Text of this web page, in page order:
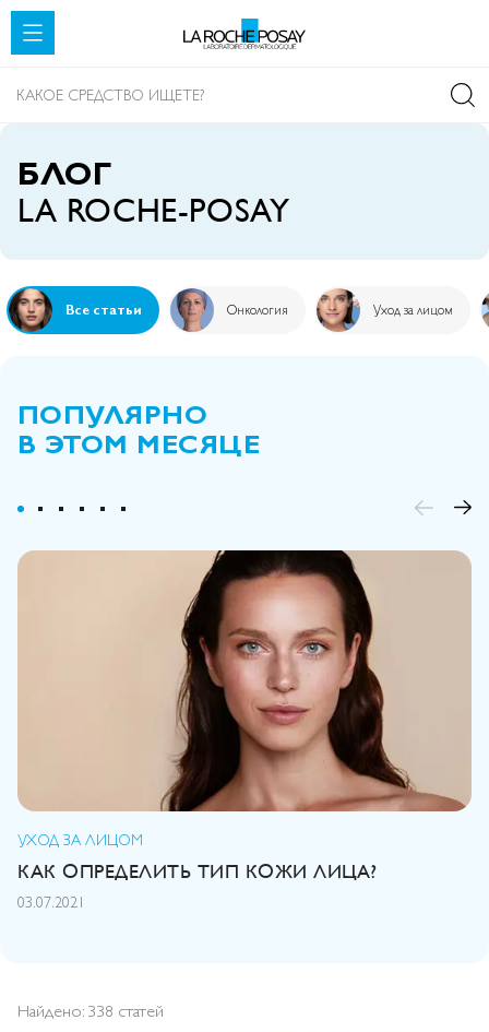
SKIP TO CONTENT
БЛОГ
LA ROCHE-POSAY
Все статьи Онкология Уход за лицом
ПОПУЛЯРНО
В ЭТОМ МЕСЯЦЕ
УХОД ЗА ЛИЦОМ
КАК ОПРЕДЕЛИТЬ ТИП КОЖИ ЛИЦА?
03.07.2021
Найдено: 338 статей